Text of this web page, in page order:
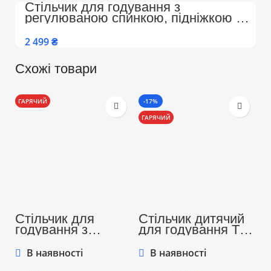
Стільчик для годування з
регулюваною спинкою, підніжкою на
колесах Преміум (Бежево-Білий)
₴
Схожі товари
ГАРЯЧИЙ
Стільчик для
годування з
регулюваною
спинкою,
В наявності
-17%
ГАРЯЧИЙ
Стільчик дитячий
для годування ТМ
Colombokid з
підніжкою та
В наявності